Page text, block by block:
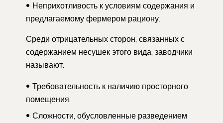
Неприхотливость к условиям содержания и
предлагаемому фермером рациону.
Среди отрицательных сторон, связанных с
содержанием несушек этого вида, заводчики
называют:
Требовательность к наличию просторного
помещения.
Сложности, обусловленные разведением